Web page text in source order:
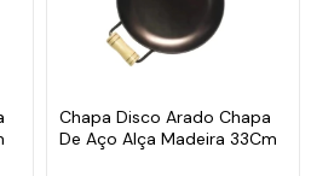
Chapa Disco Arado Chapa
De Aço Alça Madeira 33Cm